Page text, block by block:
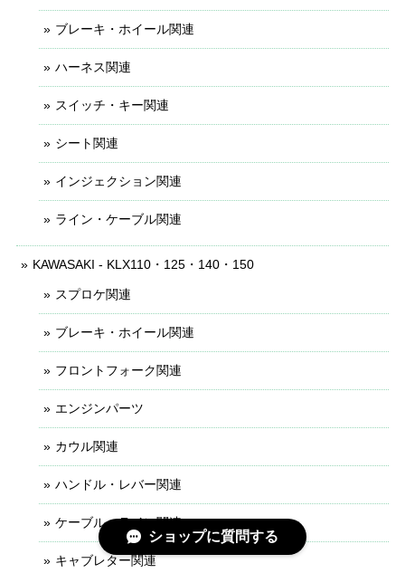
ブレーキ・ホイール関連
ハーネス関連
スイッチ・キー関連
シート関連
インジェクション関連
ライン・ケーブル関連
KAWASAKI - KLX110・125・140・150
スプロケ関連
ブレーキ・ホイール関連
フロントフォーク関連
エンジンパーツ
カウル関連
ハンドル・レバー関連
ケーブル・ライン関連
キャブレター関連
ショップに質問する